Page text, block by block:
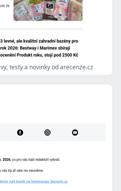
testy a novinky od arecenze.cz